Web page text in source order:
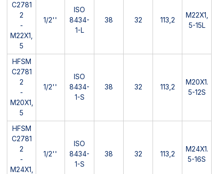
C2781
2
-
M22X1,
5
1/2''
ISO
8434-
1-L
38 32 113,2
M22X1,
5-15L
HFSM
C2781
2
-
M20X1,
5
1/2''
ISO
8434-
1-S
38 32 113,2
M20X1.
5-12S
HFSM
C2781
2
-
M24X1,
1/2''
ISO
8434-
1-S
38 32 113,2
M24X1.
5-16S